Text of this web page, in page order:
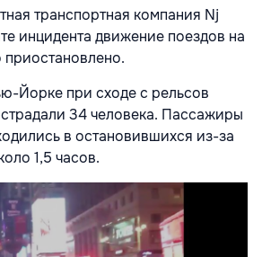
транспортная компания Nj
инцидента движение поездов на
Йорке при сходе с рельсов
34 человека. Пассажиры
в остановившихся из-за
1,5 часов.